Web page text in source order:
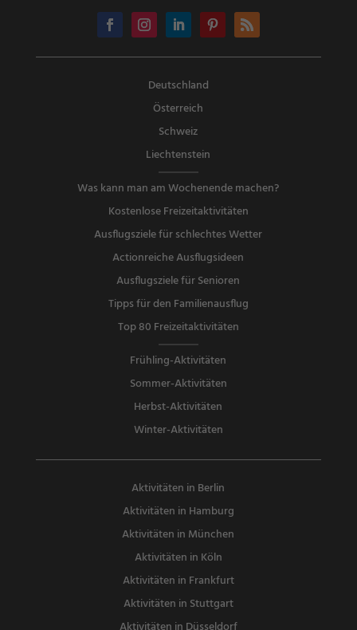
Deutschland
Österreich
Schweiz
Liechtenstein
Was kann man am Wochenende machen?
Kostenlose Freizeitaktivitäten
Ausflugsziele für schlechtes Wetter
Actionreiche Ausflugsideen
Ausflugsziele für Senioren
Tipps für den Familienausflug
Top 80 Freizeitaktivitäten
Frühling-Aktivitäten
Sommer-Aktivitäten
Herbst-Aktivitäten
Winter-Aktivitäten
Aktivitäten in Berlin
Aktivitäten in Hamburg
Aktivitäten in München
Aktivitäten in Köln
Aktivitäten in Frankfurt
Aktivitäten in Stuttgart